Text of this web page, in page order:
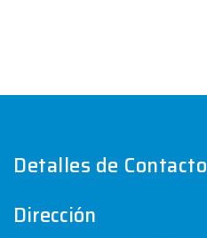
Detalles de Contacto
Dirección